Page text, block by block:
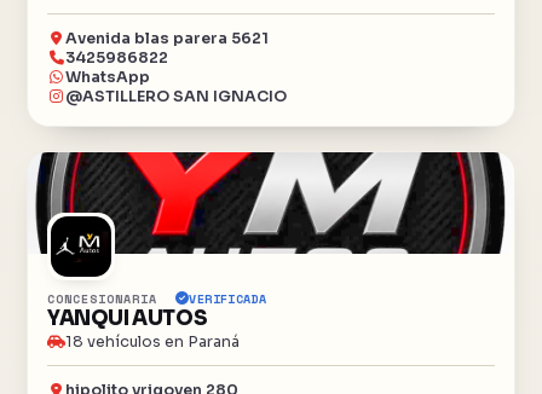
Avenida blas parera 5621
3425986822
WhatsApp
@ASTILLERO SAN IGNACIO
CONCESIONARIA VERIFICADA
YANQUI AUTOS
18 vehículos en Paraná